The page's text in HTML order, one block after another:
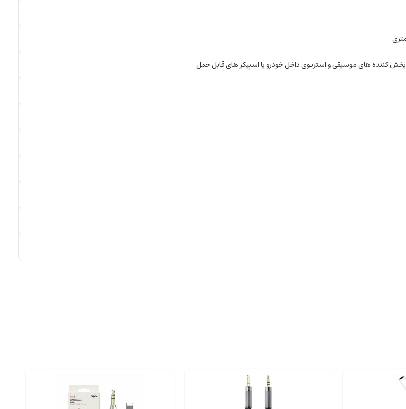
پخش کننده های موسیقی و استریوی داخل خودرو یا اسپیکر های قابل حمل